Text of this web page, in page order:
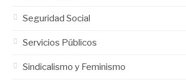
Seguridad Social
Servicios Públicos
Sindicalismo y Feminismo